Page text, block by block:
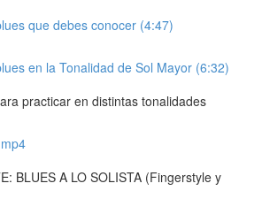
que debes conocer (4:47)
en la Tonalidad de Sol Mayor (6:32)
practicar en distintas tonalidades
BLUES A LO SOLISTA (Fingerstyle y